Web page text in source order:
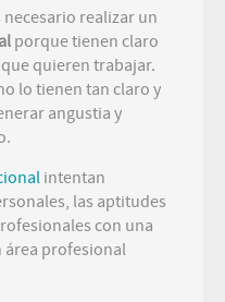
necesario realizar un
porque tienen claro
quieren trabajar.
lo tienen tan claro y
angustia y
intentan
las aptitudes
con una
área profesional